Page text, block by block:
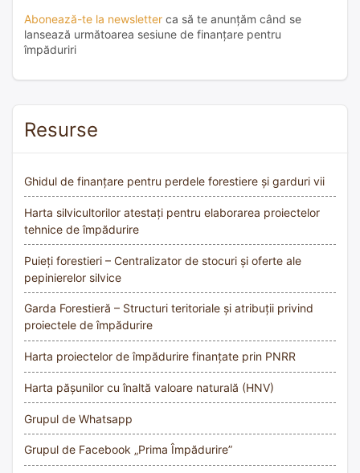
Abonează-te la newsletter ca să te anunțăm când se
lansează următoarea sesiune de finanțare pentru
împăduriri
Resurse
Ghidul de finanțare pentru perdele forestiere și garduri vii
Harta silvicultorilor atestați pentru elaborarea proiectelor
tehnice de împădurire
Puieți forestieri – Centralizator de stocuri și oferte ale
pepinierelor silvice
Garda Forestieră – Structuri teritoriale și atribuții privind
proiectele de împădurire
Harta proiectelor de împădurire finanțate prin PNRR
Harta pășunilor cu înaltă valoare naturală (HNV)
Grupul de Whatsapp
Grupul de Facebook „Prima Împădurire”